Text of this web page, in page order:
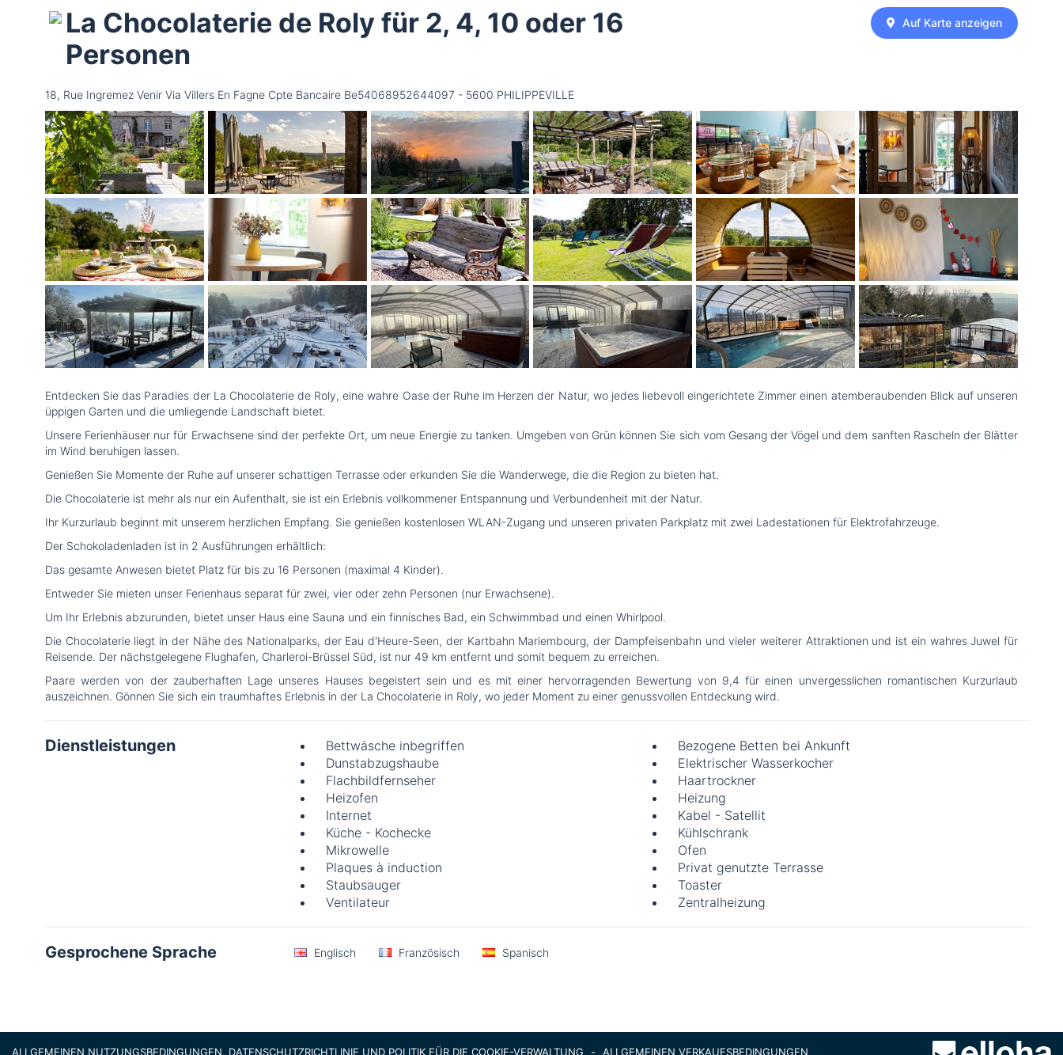
La Chocolaterie de Roly für 2, 4, 10 oder 16
Personen
18, Rue Ingremez Venir Via Villers En Fagne Cpte Bancaire Be54068952644097 - 5600 PHILIPPEVILLE
Auf Karte anzeigen
Entdecken Sie das Paradies der La Chocolaterie de Roly, eine wahre Oase der Ruhe im Herzen der Natur, wo jedes liebevoll eingerichtete Zimmer einen atemberaubenden Blick auf unseren
üppigen Garten und die umliegende Landschaft bietet.
Unsere Ferienhäuser nur für Erwachsene sind der perfekte Ort, um neue Energie zu tanken. Umgeben von Grün können Sie sich vom Gesang der Vögel und dem sanften Rascheln der Blätter
im Wind beruhigen lassen.
Genießen Sie Momente der Ruhe auf unserer schattigen Terrasse oder erkunden Sie die Wanderwege, die die Region zu bieten hat.
Die Chocolaterie ist mehr als nur ein Aufenthalt, sie ist ein Erlebnis vollkommener Entspannung und Verbundenheit mit der Natur.
Ihr Kurzurlaub beginnt mit unserem herzlichen Empfang. Sie genießen kostenlosen WLAN-Zugang und unseren privaten Parkplatz mit zwei Ladestationen für Elektrofahrzeuge.
Der Schokoladenladen ist in 2 Ausführungen erhältlich:
Das gesamte Anwesen bietet Platz für bis zu 16 Personen (maximal 4 Kinder).
Entweder Sie mieten unser Ferienhaus separat für zwei, vier oder zehn Personen (nur Erwachsene).
Um Ihr Erlebnis abzurunden, bietet unser Haus eine Sauna und ein finnisches Bad, ein Schwimmbad und einen Whirlpool.
Die Chocolaterie liegt in der Nähe des Nationalparks, der Eau d'Heure-Seen, der Kartbahn Mariembourg, der Dampfeisenbahn und vieler weiterer Attraktionen und ist ein wahres Juwel für
Reisende. Der nächstgelegene Flughafen, Charleroi-Brüssel Süd, ist nur 49 km entfernt und somit bequem zu erreichen.
Paare werden von der zauberhaften Lage unseres Hauses begeistert sein und es mit einer hervorragenden Bewertung von 9,4 für einen unvergesslichen romantischen Kurzurlaub
auszeichnen. Gönnen Sie sich ein traumhaftes Erlebnis in der La Chocolaterie in Roly, wo jeder Moment zu einer genussvollen Entdeckung wird.
Dienstleistungen Bettwäsche inbegriffen
Bezogene Betten bei Ankunft
Dunstabzugshaube
Elektrischer Wasserkocher
Flachbildfernseher
Haartrockner
Heizofen
Heizung
Internet
Kabel - Satellit
Küche - Kochecke
Kühlschrank
Mikrowelle
Ofen
Plaques à induction
Privat genutzte Terrasse
Staubsauger
Toaster
Ventilateur
Zentralheizung
Gesprochene Sprache Englisch Französisch Spanisch
ALLGEMEINEN NUTZUNGSBEDINGUNGEN, DATENSCHUTZRICHTLINIE UND POLITIK FÜR DIE COOKIE-VERWALTUNG - ALLGEMEINEN VERKAUFSBEDINGUNGEN